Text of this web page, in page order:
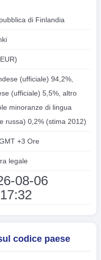
di Finlandia
(ufficiale) 94,2%,
(ufficiale) 5,5%, altro
minoranze di lingua
russa) 0,2% (stima 2012)
+3 Ore
legale
08-06
codice paese